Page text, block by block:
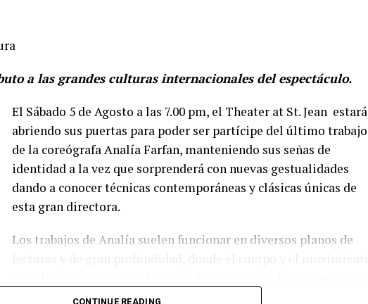
a las grandes culturas internacionales del espectáculo.
El Sábado 5 de Agosto a las 7.00 pm, el Theater at St. Jean estará
abriendo sus puertas para poder ser partícipe del último trabajo
de la coreógrafa Analía Farfan, manteniendo sus señas de
identidad a la vez que sorprenderá con nuevas gestualidades
dando a conocer técnicas contemporáneas y clásicas únicas de
esta gran directora.
Los trabajos de Analía suelen funcionar en diversos planos de
lo interpretativo en los diferentes artistas en escena será de
CONTINUE READING